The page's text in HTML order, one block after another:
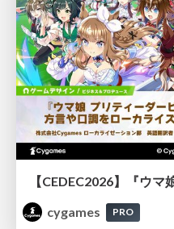
cygames
PRO